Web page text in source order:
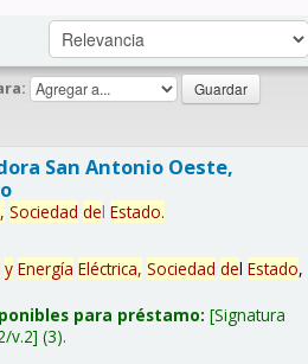
San Antonio Oeste,
Sociedad del Estado.
y Energía Eléctrica, Sociedad del Estado,
para préstamo: Signatura
v.2 (3).